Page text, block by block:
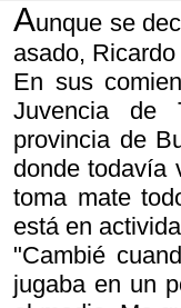
Aunque se
asado,
En sus
Juvencia de
provincia de
donde todavía
toma mate
está en
"Cambié
jugaba en un